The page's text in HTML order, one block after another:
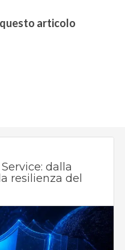
articolo
dalla
resilienza del